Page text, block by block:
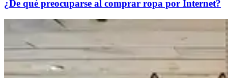
¿De qué preocuparse al comprar ropa por Internet?